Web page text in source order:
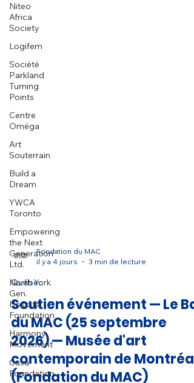
Niteo
Africa
Society
Logifem
Société
Parkland
Turning
Points
Centre
Oméga
Art
Souterrain
Build a
Dream
YWCA
Toronto
Empowering
the Next
Generation
Ltd.
North York
Gen.
Hospital
Foundation
Harmony
Movement
Casa
Foundation
il y a 4 jours
Québec
Soutien événement — Le Bal
du MAC (25 septembre
2026) — Musée d'art